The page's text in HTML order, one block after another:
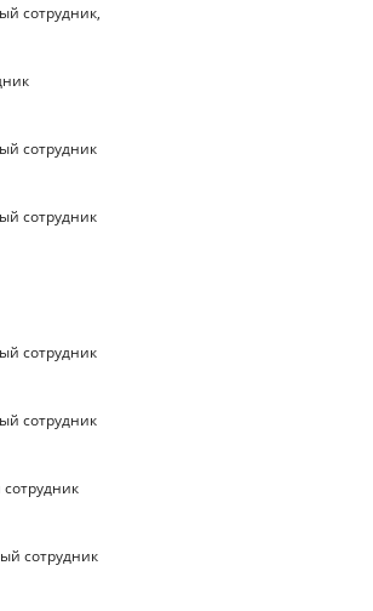
сотрудник,
сотрудник
сотрудник
сотрудник
сотрудник
сотрудник